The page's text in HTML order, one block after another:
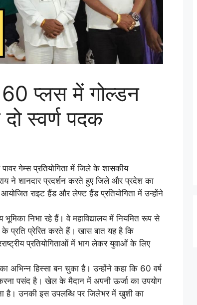
प्लस में गोल्डन
स्वर्ण पदक
गेम्स प्रतियोगिता में जिले के शासकीय
राय ने शानदार प्रदर्शन करते हुए जिले और प्रदेश का
राइट हैंड और लेफ्ट हैंड प्रतियोगिता में उन्होंने
निभा रहे हैं। वे महाविद्यालय में नियमित रूप से
प्रति प्रेरित करते हैं। खास बात यह है कि
प्रतियोगिताओं में भाग लेकर युवाओं के लिए
अभिन्न हिस्सा बन चुका है। उन्होंने कहा कि 60 वर्ष
पसंद है। खेल के मैदान में अपनी ऊर्जा का उपयोग
है। उनकी इस उपलब्धि पर जिलेभर में खुशी का